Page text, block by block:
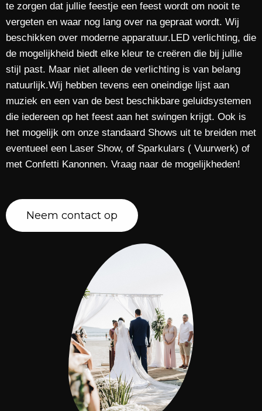
te zorgen dat jullie feestje een feest wordt om nooit te
vergeten en waar nog lang over na gepraat wordt. Wij
beschikken over moderne apparatuur.LED verlichting, die
de mogelijkheid biedt elke kleur te creëren die bij jullie
stijl past. Maar niet alleen de verlichting is van belang
natuurlijk.Wij hebben tevens een oneindige lijst aan
muziek en een van de best beschikbare geluidsystemen
die iedereen op het feest aan het swingen krijgt. Ook is
het mogelijk om onze standaard Shows uit te breiden met
eventueel een Laser Show, of Sparkulars ( Vuurwerk) of
met Confetti Kanonnen. Vraag naar de mogelijkheden!
Neem contact op